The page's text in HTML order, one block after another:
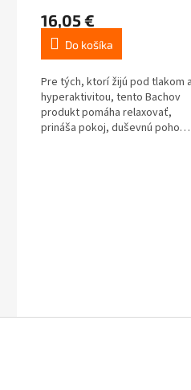
16,05 €
Do košíka
Pre tých, ktorí žijú pod tlakom a
hyperaktivitou, tento Bachov
produkt pomáha relaxovať,
prináša pokoj, duševnú pohodu